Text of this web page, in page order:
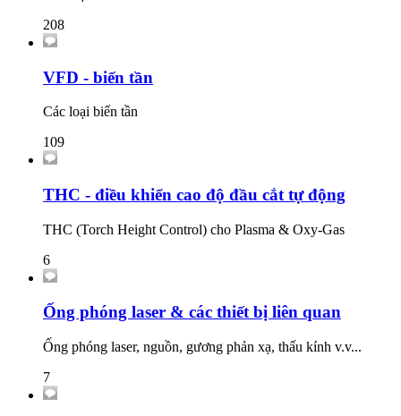
208
VFD - biến tần
Các loại biến tần
109
THC - điều khiển cao độ đầu cắt tự động
THC (Torch Height Control) cho Plasma & Oxy-Gas
6
Ống phóng laser & các thiết bị liên quan
Ống phóng laser, nguồn, gương phản xạ, thấu kính v.v...
7